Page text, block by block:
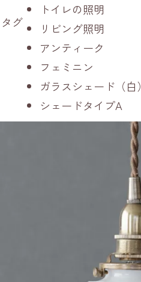
タグ
トイレの照明
リビング照明
アンティーク
フェミニン
ガラスシェード（白）
シェードタイプA